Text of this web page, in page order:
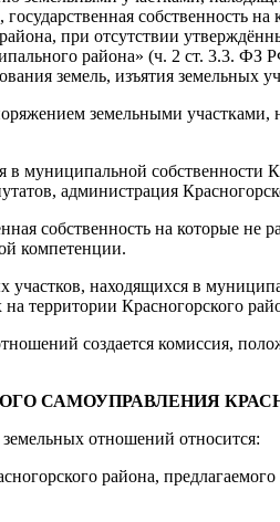
собственность на
при отсутствии
района» (ч. 2 ст. 3.3.
земель, изъятия земельных
земельными участками,
муниципальной собственности
администрация
собственность на которые
компетенции.
находящихся в
территории Красногорского
создается комиссия,
САМОУПРАВЛЕНИЯ
отношений относится:
района,